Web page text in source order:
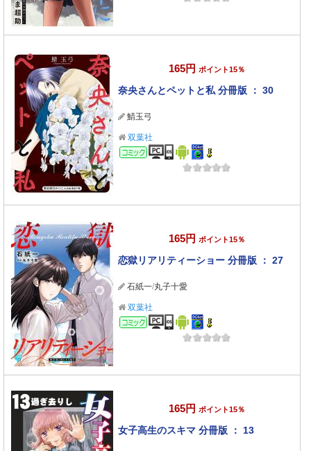
165円 ポイント15％
奈央さんとペットと私 分冊版 ： 30
鯖玉弓
双葉社
コミック
165円 ポイント15％
恋獄リアリティーショー 分冊版 ： 27
石紙一/丸子十愛
双葉社
コミック
165円 ポイント15％
女子高生のスキマ 分冊版 ： 13